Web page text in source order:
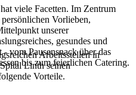
viele Facetten. Im Zentrum
Vorlieben,
unserer
gesundes und
vom Pausensnack über das
bis zum feierlichen Catering.
Arbeitsstellen in
Linth seinen
Vorteile.